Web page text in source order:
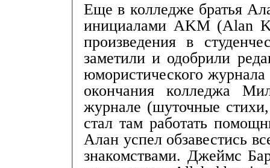
Еще в колледже братья
инициалами AKM (Alan
произведения в
заметили и одобрили
юмористического
окончания колледжа
журнале (шуточные
стал там работать
Алан успел обзавестись
знакомствами. Джеймс